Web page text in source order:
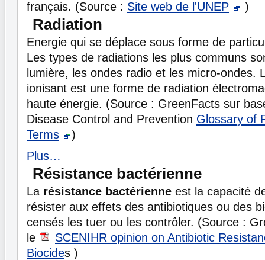
français. (Source : Site web de l'UNEP )
Radiation
Energie qui se déplace sous forme de
Les types de radiations les plus communs
lumière, les ondes radio et les micro-ondes.
ionisant est une forme de radiation
haute énergie. (Source : GreenFacts sur
Disease Control and Prevention Glossary of
Terms
)
Plus…
Résistance bactérienne
La résistance bactérienne est la capacité
résister aux effets des antibiotiques ou des
censés les tuer ou les contrôler. (Source :
le
SCENIHR opinion on Antibiotic
Biocides )